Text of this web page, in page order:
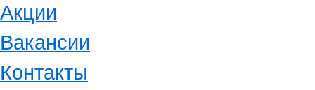
Акции
Вакансии
Контакты